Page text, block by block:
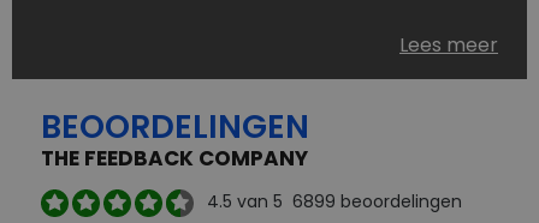
Schoenen heeft u nooit genoeg. Goedkope
schoenen, maar dus wel van topmerken,
aanbod is zo compleet dat u altijd wel een
passend paar vindt.
Welke schoenmerken vindt u in onze online
Lees meer
BEOORDELINGEN
THE FEEDBACK COMPANY
4.5 van 5 6899 beoordelingen